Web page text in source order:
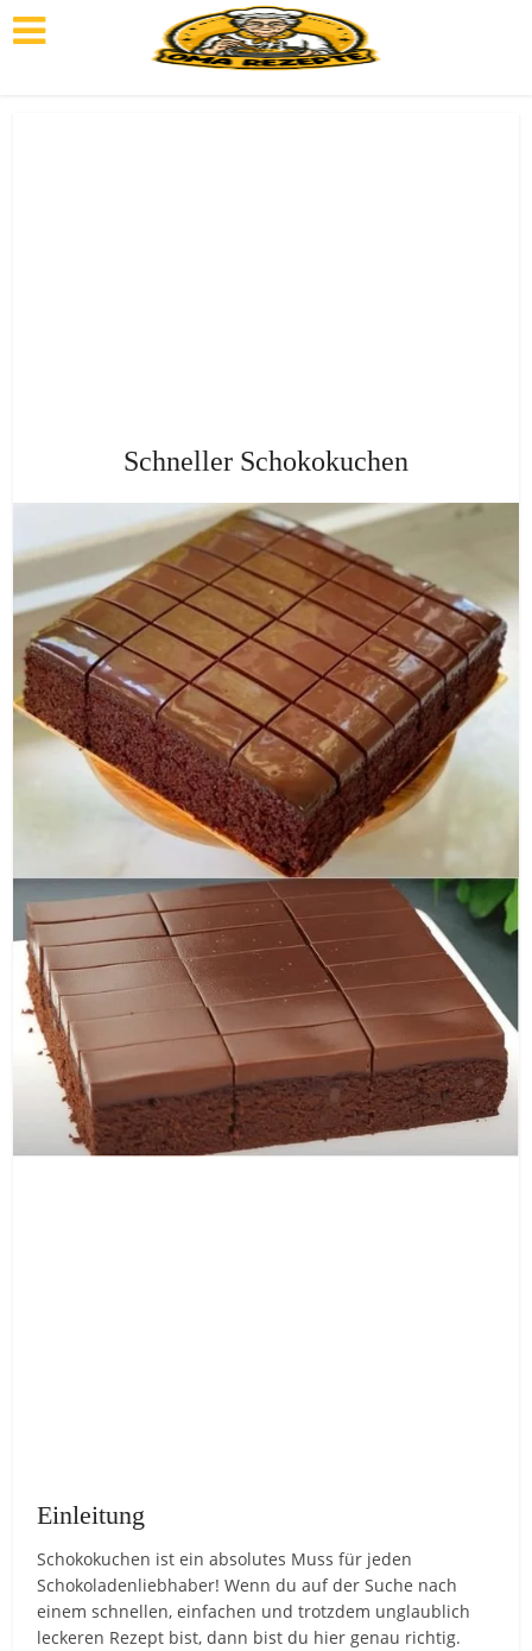
Schneller Schokokuchen
Einleitung
Schokokuchen ist ein absolutes Muss für jeden
Schokoladenliebhaber! Wenn du auf der Suche nach
einem schnellen, einfachen und trotzdem unglaublich
leckeren Rezept bist, dann bist du hier genau richtig.